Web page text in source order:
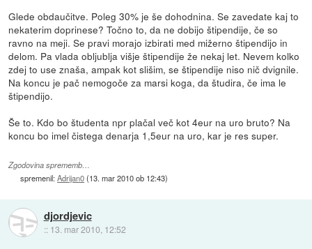
Glede obdaučitve. Poleg 30% je še dohodnina. Se zavedate kaj to
nekaterim doprinese? Točno to, da ne dobijo štipendije, če so
ravno na meji. Se pravi morajo izbirati med mižerno štipendijo in
delom. Pa vlada obljublja višje štipendije že nekaj let. Nevem kolko
zdej to use znaša, ampak kot slišim, se štipendije niso nič dvignile.
Na koncu je pač nemogoče za marsi koga, da študira, če ima le
štipendijo.
Še to. Kdo bo študenta npr plačal več kot 4eur na uro bruto? Na
koncu bo imel čistega denarja 1,5eur na uro, kar je res super.
Zgodovina sprememb…
spremenil:Adrijan0(13. mar 2010 ob 12:43)
djordjevic
:: 13. mar 2010, 12:52